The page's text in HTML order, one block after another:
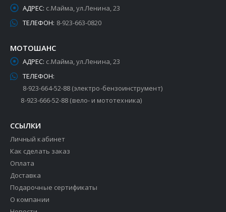
АДРЕС: с.Майма, ул.Ленина, 23
ТЕЛЕФОН: 8-923-663-0820
МОТОШАНС
АДРЕС: с.Майма, ул.Ленина, 23
ТЕЛЕФОН:
8-923-664-52-88 (электро-бензоинструмент)
8-923-666-52-88 (вело- и мототехника)
ССЫЛКИ
Личный кабинет
Как сделать заказ
Оплата
Доставка
Подарочные сертификаты
О компании